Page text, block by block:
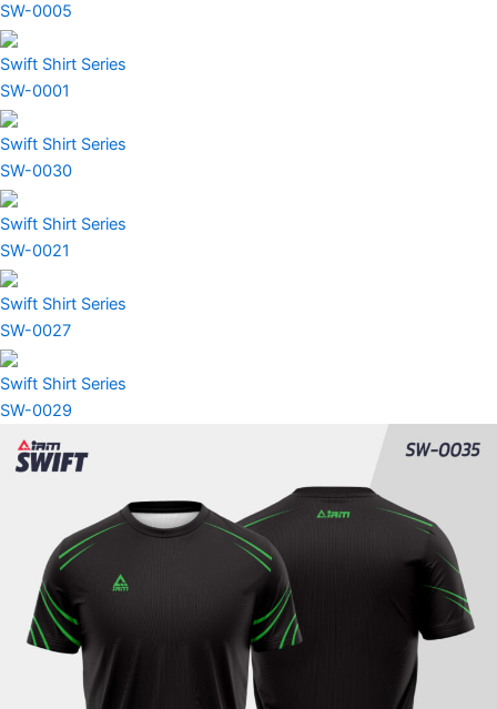
SW-0005
Swift Shirt Series
SW-0001
Swift Shirt Series
SW-0030
Swift Shirt Series
SW-0021
Swift Shirt Series
SW-0027
Swift Shirt Series
SW-0029